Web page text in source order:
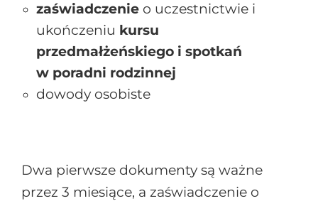
zaświadczenie o uczestnictwie i
ukończeniu kursu
przedmałżeńskiego i spotkań
w poradni rodzinnej
dowody osobiste
Dwa pierwsze dokumenty są ważne
przez 3 miesiące, a zaświadczenie o